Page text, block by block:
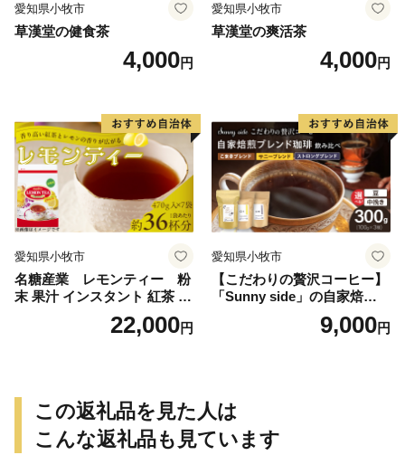
愛知県小牧市
草漢堂の健食茶
4,000円
愛知県小牧市
草漢堂の爽活茶
4,000円
愛知県小牧市
名糖産業 レモンティー 粉
末 果汁 インスタント 紅茶 ビ
タミンC 袋 ロングセラー 粉
末飲料 粉末茶 簡単 手軽 ホッ
22,000円
愛知県小牧市
【こだわりの贅沢コーヒー】
「Sunny side」の自家焙煎珈
琲ブレンド珈琲飲み比べセッ
9,000円
この返礼品を見た人は
こんな返礼品も見ています